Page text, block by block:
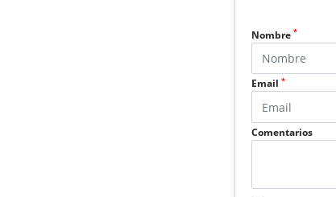
Nombre*
Email*
Comentarios